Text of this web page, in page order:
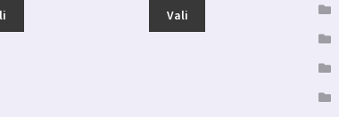
Vali